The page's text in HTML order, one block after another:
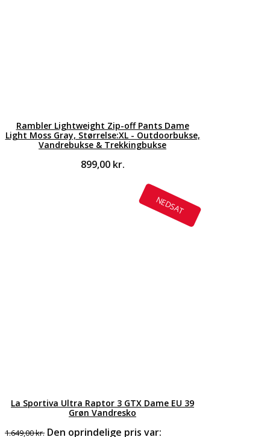
Rambler Lightweight Zip-off Pants Dame
Light Moss Gray, Størrelse:XL - Outdoorbukse,
Vandrebukse & Trekkingbukse
899,00 kr.
NEDSAT
La Sportiva Ultra Raptor 3 GTX Dame EU 39
Grøn Vandresko
1.649,00kr. Den oprindelige pris var: